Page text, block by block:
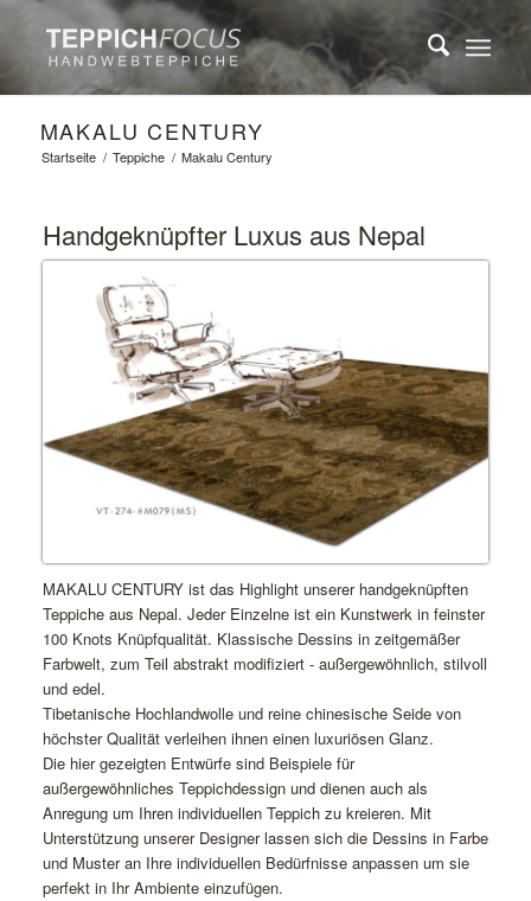
MAKALU CENTURY
Startseite / Teppiche / Makalu Century
Handgeknüpfter Luxus aus Nepal
MAKALU CENTURY ist das Highlight unserer handgeknüpften
Teppiche aus Nepal. Jeder Einzelne ist ein Kunstwerk in feinster
100 Knots Knüpfqualität. Klassische Dessins in zeitgemäßer
Farbwelt, zum Teil abstrakt modifiziert - außergewöhnlich, stilvoll
und edel.
Tibetanische Hochlandwolle und reine chinesische Seide von
höchster Qualität verleihen ihnen einen luxuriösen Glanz.
Die hier gezeigten Entwürfe sind Beispiele für
außergewöhnliches Teppichdessign und dienen auch als
Anregung um Ihren individuellen Teppich zu kreieren. Mit
Unterstützung unserer Designer lassen sich die Dessins in Farbe
und Muster an Ihre individuellen Bedürfnisse anpassen um sie
perfekt in Ihr Ambiente einzufügen.